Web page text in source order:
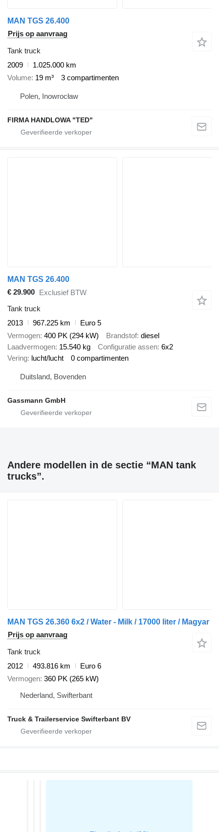
MAN TGS 26.400
Prijs op aanvraag
Tank truck
2009
1.025.000 km
Volume 19 m³ 3 compartimenten
Polen, Inowrocław
FIRMA HANDLOWA "TED"
MAN TGS 26.400
€ 29.900 Exclusief BTW
Tank truck
2013
967.225 km
Euro 5
Vermogen 400 PK (294 kW) Brandstof diesel
Laadvermogen 15.540 kg Configuratie assen 6x2
Vering lucht/lucht 0 compartimenten
Duitsland, Bovenden
Gassmann GmbH
Andere modellen in de sectie “MAN tank
trucks”.
MAN TGS 26.360 6x2 / Water - Milk / 17000 liter / Magyar
Prijs op aanvraag
Tank truck
2012
493.816 km
Euro 6
Vermogen 360 PK (265 kW)
Nederland, Swifterbant
Truck & Trailerservice Swifterbant BV